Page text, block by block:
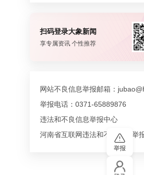
扫码登录大象新闻
享专属资讯 个性推荐
网站不良信息举报邮箱：
举报电话：0371-65889876
违法和不良信息举报中心
河南省互联网违法和不良信息举
举报